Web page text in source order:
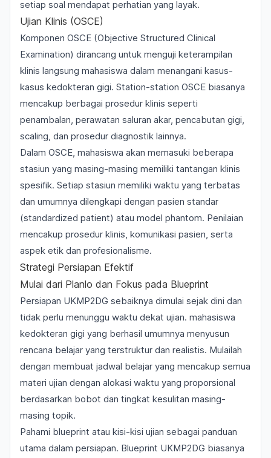
setiap soal mendapat perhatian yang layak.
Ujian Klinis (OSCE)
Komponen OSCE (Objective Structured Clinical
Examination) dirancang untuk menguji keterampilan
klinis langsung mahasiswa dalam menangani kasus-
kasus kedokteran gigi. Station-station OSCE biasanya
mencakup berbagai prosedur klinis seperti
penambalan, perawatan saluran akar, pencabutan gigi,
scaling, dan prosedur diagnostik lainnya.
Dalam OSCE, mahasiswa akan memasuki beberapa
stasiun yang masing-masing memiliki tantangan klinis
spesifik. Setiap stasiun memiliki waktu yang terbatas
dan umumnya dilengkapi dengan pasien standar
(standardized patient) atau model phantom. Penilaian
mencakup prosedur klinis, komunikasi pasien, serta
aspek etik dan profesionalisme.
Strategi Persiapan Efektif
Mulai dari Planlo dan Fokus pada Blueprint
Persiapan UKMP2DG sebaiknya dimulai sejak dini dan
tidak perlu menunggu waktu dekat ujian. mahasiswa
kedokteran gigi yang berhasil umumnya menyusun
rencana belajar yang terstruktur dan realistis. Mulailah
dengan membuat jadwal belajar yang mencakup semua
materi ujian dengan alokasi waktu yang proporsional
berdasarkan bobot dan tingkat kesulitan masing-
masing topik.
Pahami blueprint atau kisi-kisi ujian sebagai panduan
utama dalam persiapan. Blueprint UKMP2DG biasanya